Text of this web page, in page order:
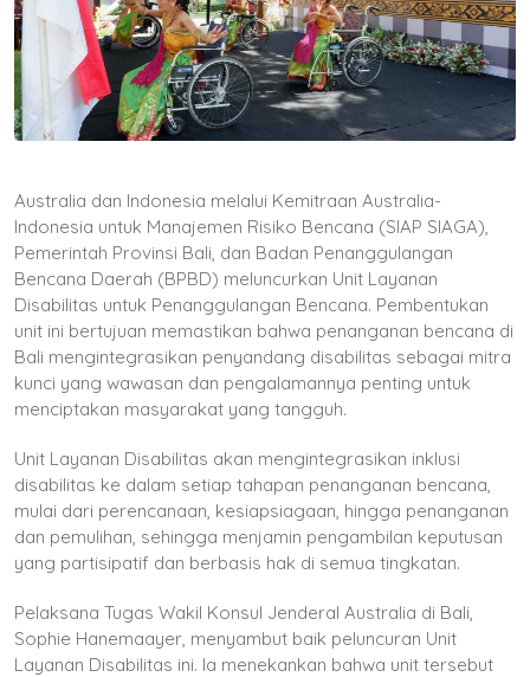
Australia dan Indonesia melalui Kemitraan Australia-
Indonesia untuk Manajemen Risiko Bencana (SIAP SIAGA),
Pemerintah Provinsi Bali, dan Badan Penanggulangan
Bencana Daerah (BPBD) meluncurkan Unit Layanan
Disabilitas untuk Penanggulangan Bencana. Pembentukan
unit ini bertujuan memastikan bahwa penanganan bencana di
Bali mengintegrasikan penyandang disabilitas sebagai mitra
kunci yang wawasan dan pengalamannya penting untuk
menciptakan masyarakat yang tangguh.
Unit Layanan Disabilitas akan mengintegrasikan inklusi
disabilitas ke dalam setiap tahapan penanganan bencana,
mulai dari perencanaan, kesiapsiagaan, hingga penanganan
dan pemulihan, sehingga menjamin pengambilan keputusan
yang partisipatif dan berbasis hak di semua tingkatan.
Pelaksana Tugas Wakil Konsul Jenderal Australia di Bali,
Sophie Hanemaayer, menyambut baik peluncuran Unit
Layanan Disabilitas ini. Ia menekankan bahwa unit tersebut